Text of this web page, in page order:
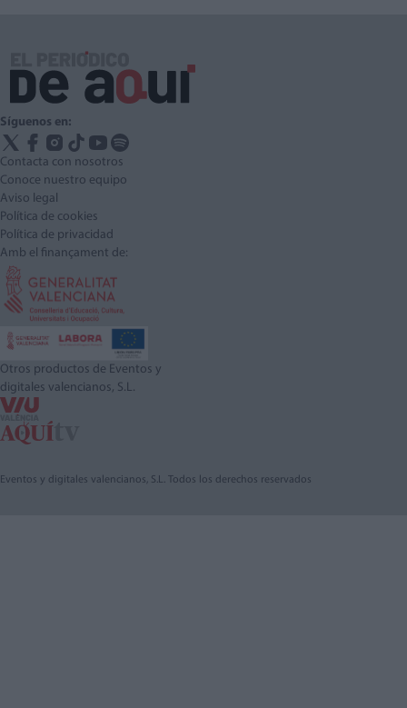
Síguenos en:
Contacta con nosotros
Conoce nuestro equipo
Aviso legal
Política de cookies
Política de privacidad
Amb el finançament de:
Otros productos de Eventos y
digitales valencianos, S.L.
Eventos y digitales valencianos, S.L. Todos los derechos reservados